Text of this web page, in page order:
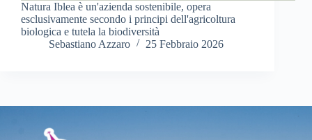
Natura Iblea è un'azienda sostenibile, opera
esclusivamente secondo i principi dell'agricoltura
biologica e tutela la biodiversità
Sebastiano Azzaro
25 Febbraio 2026